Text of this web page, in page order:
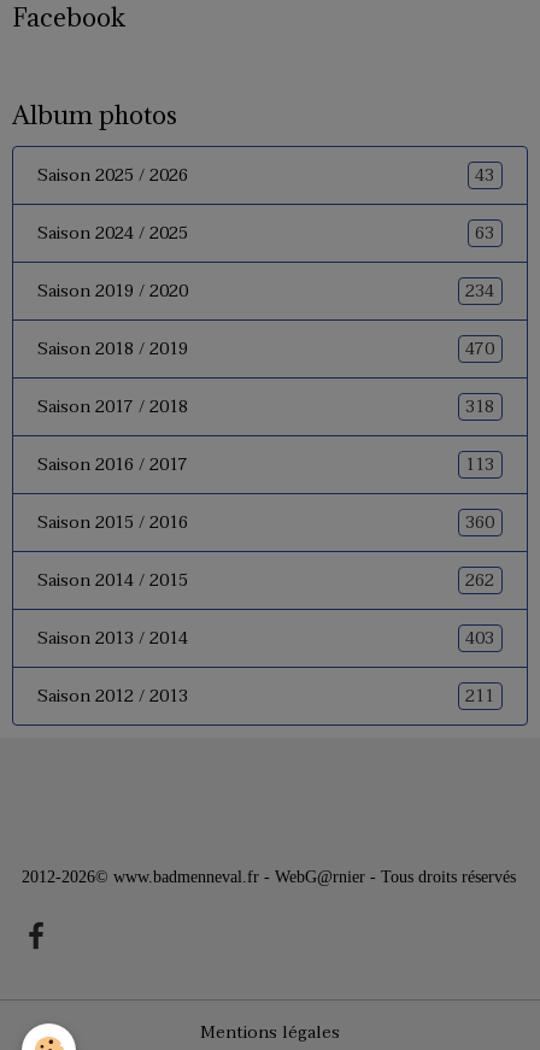
Facebook
Album photos
Saison 2025 / 2026 43
Saison 2024 / 2025 63
Saison 2019 / 2020 234
Saison 2018 / 2019 470
Saison 2017 / 2018 318
Saison 2016 / 2017 113
Saison 2015 / 2016 360
Saison 2014 / 2015 262
Saison 2013 / 2014 403
Saison 2012 / 2013 211
2012-2026© www.badmenneval.fr - WebG@rnier - Tous droits réservés
Mentions légales